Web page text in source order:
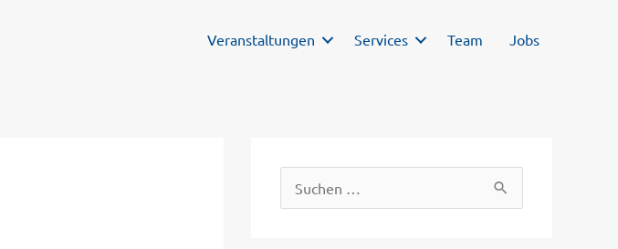
Veranstaltungen Services Team Jobs
u